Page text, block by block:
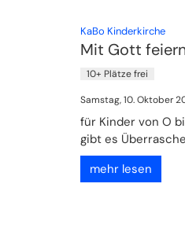
KaBo Kinderkirche:
Mit Gott
10+ Plätze frei
Samstag, 10. Oktober
für Kinder von O
gibt es
mehr lesen